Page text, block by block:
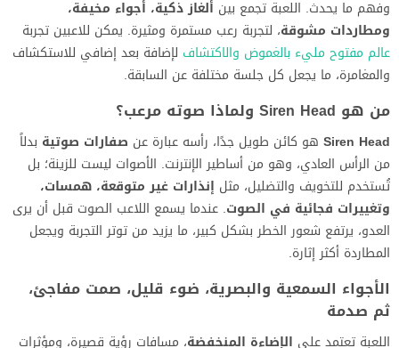
وفهم ما يحدث. اللعبة تجمع بين ألغاز ذكية، أجواء مخيفة،
ومطاردات مشوقة، لتجربة رعب مستمرة ومثيرة. يمكن للاعبين تجربة
عالم مفتوح مليء بالغموض والاكتشاف لإضافة بعد إضافي للاستكشاف
والمغامرة، ما يجعل كل جلسة مختلفة عن السابقة.
من هو Siren Head ولماذا صوته مرعب؟
Siren Head هو كائن طويل جدًا، رأسه عبارة عن صفارات صوتية بدلاً
من الرأس العادي، وهو من أساطير الإنترنت. الأصوات ليست للزينة؛ بل
تُستخدم للتخويف والتضليل، مثل إنذارات غير متوقعة، همسات،
وتغييرات فجائية في الصوت. عندما يسمع اللاعب الصوت قبل أن يرى
العدو، يرتفع شعور الخطر بشكل كبير، ما يزيد من توتر التجربة ويجعل
المطاردة أكثر إثارة.
الأجواء السمعية والبصرية، ضوء قليل، صمت مفاجئ،
ثم صدمة
اللعبة تعتمد على الإضاءة المنخفضة، مسافات رؤية قصيرة، ومؤثرات